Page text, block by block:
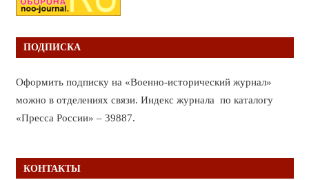
ПОДПИСКА
Оформить подписку на «Военно-исторический журнал»
можно в отделениях связи. Индекс журнала по каталогу
«Пресса России» – 39887.
КОНТАКТЫ